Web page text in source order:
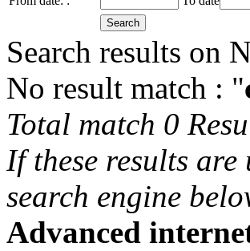
Search results on
No result match : "
Total match 0
If these results
search engine
Advanced